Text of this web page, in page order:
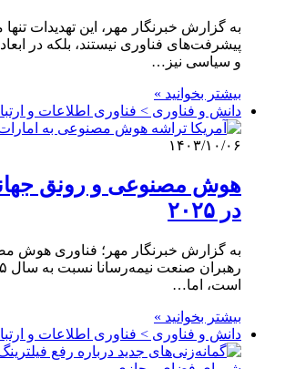
به گزارش خبرنگار مهر، این تهدیدات تنها
پیشرفت‌های فناوری نیستند، بلکه در
و سیاسی نیز…
بیشتر بخوانید »
دانش و فناوری > فناوری اطلاعات و
۱۴۰۳/۱۰/۰۶
هوش مصنوعی و رونق
در ۲۰۲۵
به گزارش خبرنگار مهر؛ فناوری هوش
است، اما…
بیشتر بخوانید »
دانش و فناوری > فناوری اطلاعات و